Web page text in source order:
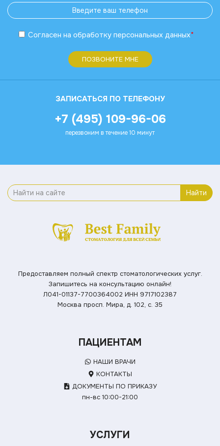
Согласен на обработку персональных данных*
ПОЗВОНИТЕ МНЕ
ЗАПИСАТЬСЯ ПО ТЕЛЕФОНУ
+7 (495) 109-96-06
перезвоним в течение 10 минут
Найти
Предоставляем полный спектр стоматологических услуг.
Запишитесь на консультацию онлайн!
Л041-01137-7700364002 ИНН 9717102387
Москва просп. Мира, д. 102, с. 35
ПАЦИЕНТАМ
НАШИ ВРАЧИ
КОНТАКТЫ
ДОКУМЕНТЫ ПО ПРИКАЗУ
пн-вс 10:00-21:00
УСЛУГИ